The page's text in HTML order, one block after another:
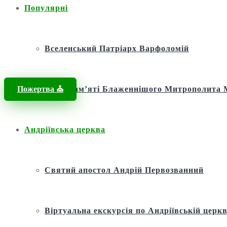
Популярні
Вселенський Патріарх Варфоломій
Фонд пам’яті Блаженнішого
Андріївська церква
Святий апостол Андрій Первозванний
Віртуальна екскурсія по Андріївській
Пожертва ⛪️